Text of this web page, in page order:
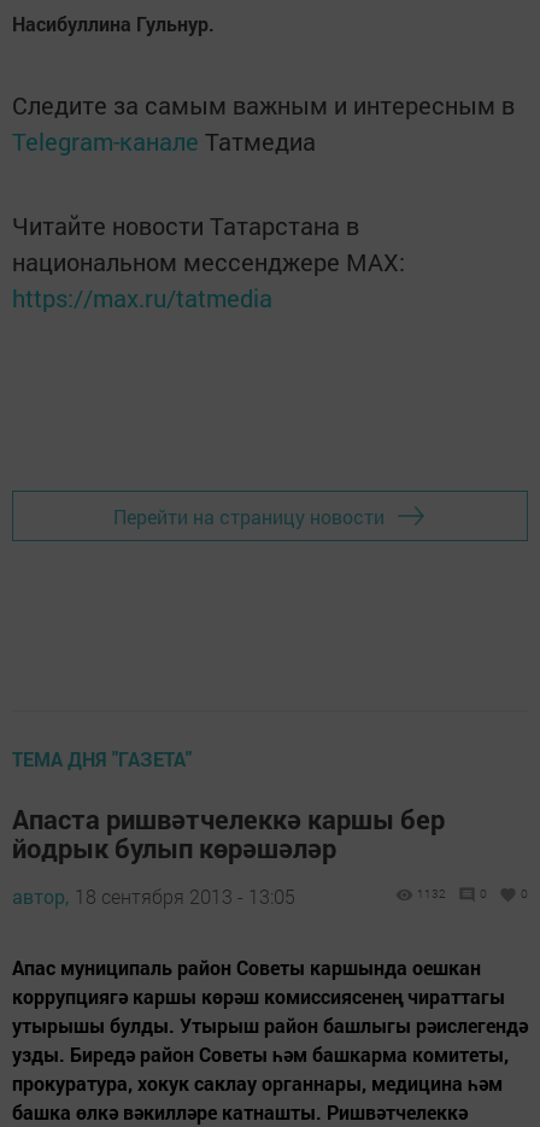
Насибуллина Гульнур.
Следите за самым важным и интересным в
Telegram-канале Татмедиа
Читайте новости Татарстана в
национальном мессенджере MАХ:
https://max.ru/tatmedia
Перейти на страницу новости
ТЕМА ДНЯ "ГАЗЕТА"
Апаста ришвәтчелеккә каршы бер
йодрык булып көрәшәләр
автор, 18 сентября 2013 - 13:05 1132 0 0
Апас муниципаль район Советы каршында оешкан
коррупциягә каршы көрәш комиссиясенең чираттагы
утырышы булды. Утырыш район башлыгы рәислегендә
узды. Биредә район Советы һәм башкарма комитеты,
прокуратура, хокук саклау органнары, медицина һәм
башка өлкә вәкилләре катнашты. Ришвәтчелеккә